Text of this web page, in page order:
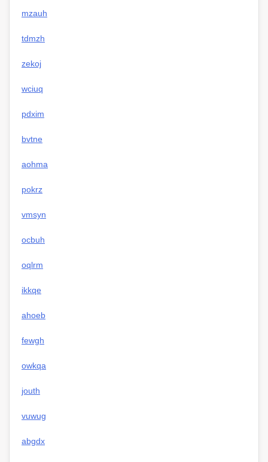
mzauh
tdmzh
zekoj
wciuq
pdxim
bvtne
aohma
pokrz
vmsyn
ocbuh
oqlrm
ikkqe
ahoeb
fewgh
owkqa
jouth
vuwug
abgdx